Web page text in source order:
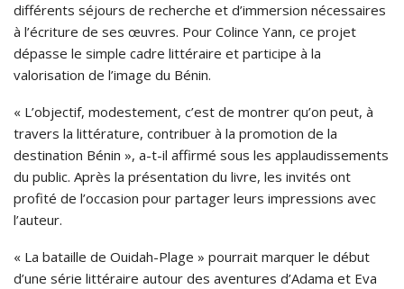
différents séjours de recherche et d’immersion nécessaires
à l’écriture de ses œuvres. Pour Colince Yann, ce projet
dépasse le simple cadre littéraire et participe à la
valorisation de l’image du Bénin.
« L’objectif, modestement, c’est de montrer qu’on peut, à
travers la littérature, contribuer à la promotion de la
destination Bénin », a-t-il affirmé sous les applaudissements
du public. Après la présentation du livre, les invités ont
profité de l’occasion pour partager leurs impressions avec
l’auteur.
« La bataille de Ouidah-Plage » pourrait marquer le début
d’une série littéraire autour des aventures d’Adama et Eva